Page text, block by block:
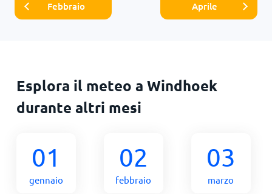
Febbraio Aprile
Esplora il meteo a Windhoek
durante altri mesi
01
gennaio
02
febbraio
03
marzo